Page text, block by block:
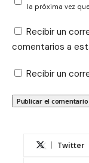
la próxima vez
Recibir un
comentarios a
Recibir un
Twitter